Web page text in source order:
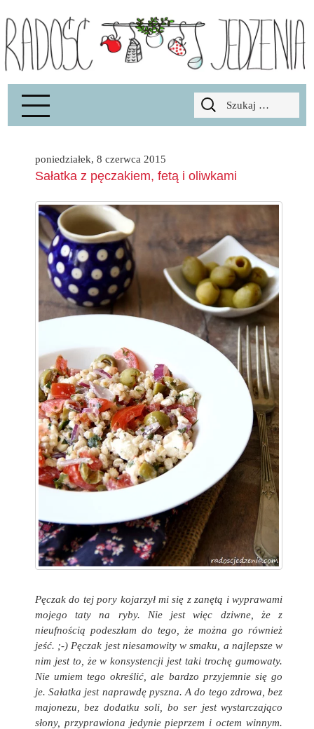
Radość Jedzenia – blog kulinarny
Szukaj:
poniedziałek, 8 czerwca 2015
Sałatka z pęczakiem, fetą i oliwkami
Pęczak do tej pory kojarzył mi się z zanętą i wyprawami
mojego taty na ryby. Nie jest więc dziwne, że z
nieufnością podeszłam do tego, że można go również
jeść. ;-) Pęczak jest niesamowity w smaku, a najlepsze w
nim jest to, że w konsystencji jest taki trochę gumowaty.
Nie umiem tego określić, ale bardzo przyjemnie się go
je. Sałatka jest naprawdę pyszna. A do tego zdrowa, bez
majonezu, bez dodatku soli, bo ser jest wystarczająco
słony, przyprawiona jedynie pieprzem i octem winnym.